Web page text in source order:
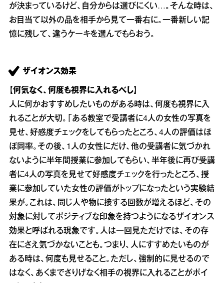
が決まっているけど、自分からは選びにくい…。そんな時は、
お目当て以外の品を相手から見て一番右に。一番新しい記
憶に残して、違うケーキを選んでもらおう。
ザイオンス効果
【何気なく、何度も視界に入れるべし】
人に何かおすすめしたいものがある時は、何度も視界に入
れることが大切。「ある教室で受講者に4人の女性の写真を
見せ、好感度チェックをしてもらったところ、4人の評価はほ
ぼ同率。その後、1人の女性にだけ、他の受講者に気づかれ
ないように半年間授業に参加してもらい、半年後に再び受講
者に4人の写真を見せて好感度チェックを行ったところ、授
業に参加していた女性の評価がトップになったという実験結
果が。これは、同じ人や物に接する回数が増えるほど、その
対象に対してポジティブな印象を持つようになるザイオンス
効果と呼ばれる現象です。人は一回見ただけでは、その存
在にさえ気づかないことも。つまり、人にすすめたいものが
ある時は、何度も見せること。ただし、強制的に見せるので
はなく、あくまでさりげなく相手の視界に入れることがポイ